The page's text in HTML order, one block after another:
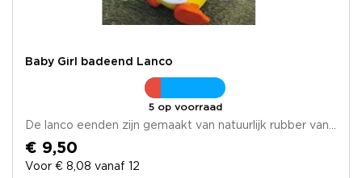
Baby Girl badeend Lanco
5 op voorraad
De lanco eenden zijn gemaakt van natuurlijk rubber van...
€ 9,50
Voor € 8,08 vanaf 12